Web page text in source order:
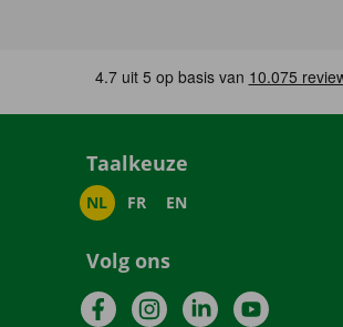
Taalkeuze
NL FR EN
Volg ons
FacebookInstagramLinkedInYouTube